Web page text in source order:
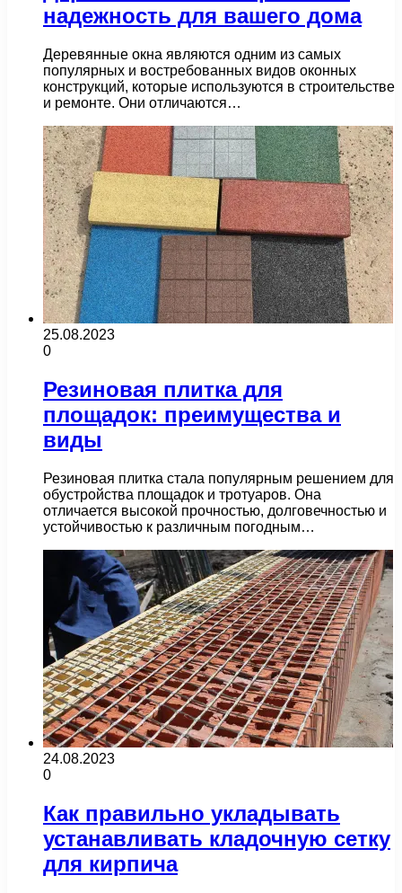
надежность для вашего дома
Деревянные окна являются одним из самых
популярных и востребованных видов оконных
конструкций, которые используются в строительстве
и ремонте. Они отличаются…
25.08.2023
0
Резиновая плитка для
площадок: преимущества и
виды
Резиновая плитка стала популярным решением для
обустройства площадок и тротуаров. Она
отличается высокой прочностью, долговечностью и
устойчивостью к различным погодным…
24.08.2023
0
Как правильно укладывать
устанавливать кладочную сетку
для кирпича